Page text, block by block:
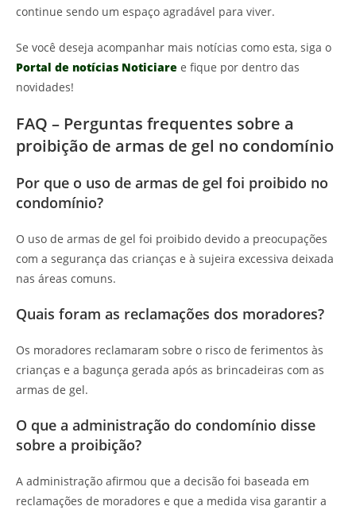
continue sendo um espaço agradável para viver.
Se você deseja acompanhar mais notícias como esta, siga o
Portal de notícias Noticiare e fique por dentro das
novidades!
FAQ – Perguntas frequentes sobre a
proibição de armas de gel no condomínio
Por que o uso de armas de gel foi proibido no
condomínio?
O uso de armas de gel foi proibido devido a preocupações
com a segurança das crianças e à sujeira excessiva deixada
nas áreas comuns.
Quais foram as reclamações dos moradores?
Os moradores reclamaram sobre o risco de ferimentos às
crianças e a bagunça gerada após as brincadeiras com as
armas de gel.
O que a administração do condomínio disse
sobre a proibição?
A administração afirmou que a decisão foi baseada em
reclamações de moradores e que a medida visa garantir a